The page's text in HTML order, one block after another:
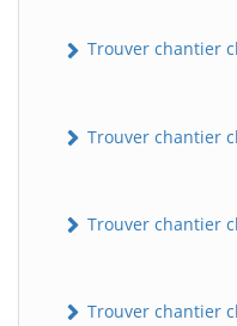
Trouver chantier
Trouver chantier
Trouver chantier
Trouver chantier